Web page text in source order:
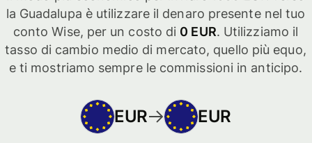
la Guadalupa è utilizzare il denaro presente nel tuo
conto Wise, per un costo di 0 EUR. Utilizziamo il
tasso di cambio medio di mercato, quello più equo,
e ti mostriamo sempre le commissioni in anticipo.
EUR EUR